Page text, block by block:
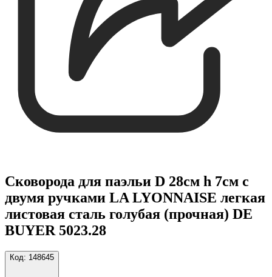
Сковорода для паэльи D 28см h 7см с
двумя ручками LA LYONNAISE легкая
листовая сталь голубая (прочная) DE
BUYER 5023.28
Код: 148645